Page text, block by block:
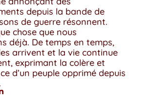
depuis la bande de
de guerre résonnent.
chose que nous
déjà. De temps en temps,
arrivent et la vie continue
exprimant la colère et
d’un peuple opprimé depuis